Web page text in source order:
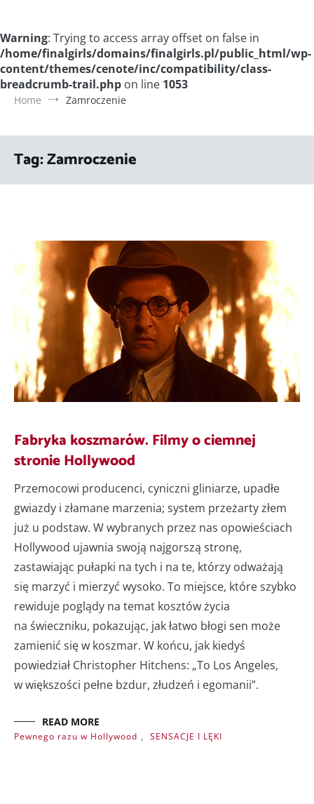
Warning: Trying to access array offset on false in
/home/finalgirls/domains/finalgirls.pl/public_html/wp-
content/themes/cenote/inc/compatibility/class-
breadcrumb-trail.php on line 1053
Home Zamroczenie
Tag:Zamroczenie
Fabryka koszmarów. Filmy o ciemnej
stronie Hollywood
Przemocowi producenci, cyniczni gliniarze, upadłe
gwiazdy i złamane marzenia; system przeżarty złem
już u podstaw. W wybranych przez nas opowieściach
Hollywood ujawnia swoją najgorszą stronę,
zastawiając pułapki na tych i na te, którzy odważają
się marzyć i mierzyć wysoko. To miejsce, które szybko
rewiduje poglądy na temat kosztów życia
na świeczniku, pokazując, jak łatwo błogi sen może
zamienić się w koszmar. W końcu, jak kiedyś
powiedział Christopher Hitchens: „To Los Angeles,
w większości pełne bzdur, złudzeń i egomanii”.
READ MORE
Pewnego razu w Hollywood , SENSACJE I LĘKI